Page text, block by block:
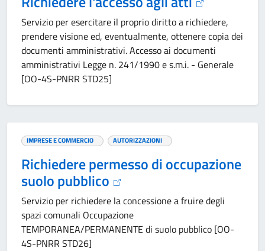
Servizio per esercitare il proprio diritto a richiedere,
prendere visione ed, eventualmente, ottenere copia dei
documenti amministrativi. Accesso ai documenti
amministrativi Legge n. 241/1990 e s.m.i. - Generale
[OO-4S-PNRR STD25]
IMPRESE E COMMERCIO AUTORIZZAZIONI
Richiedere permesso di occupazione
suolo pubblico
Servizio per richiedere la concessione a fruire degli
spazi comunali Occupazione
TEMPORANEA/PERMANENTE di suolo pubblico [OO-
4S-PNRR STD26]